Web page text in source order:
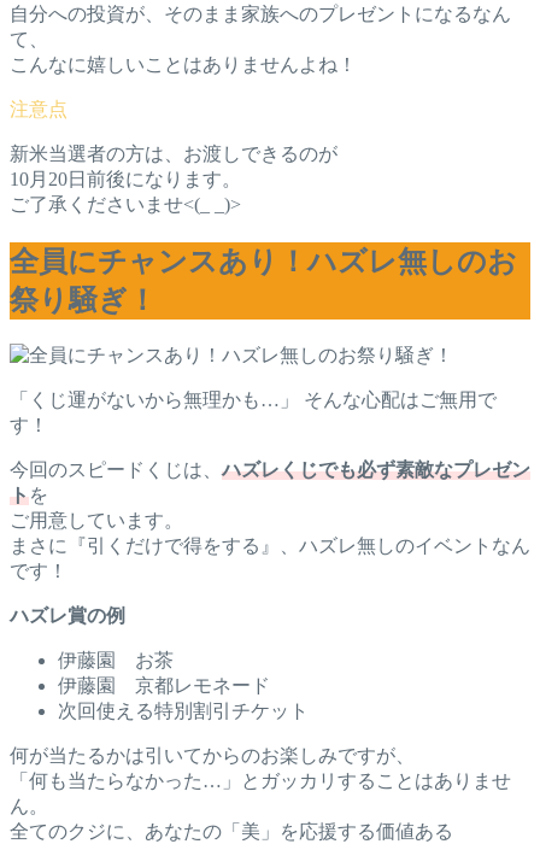
自分への投資が、そのまま家族へのプレゼントになるなん
て、
こんなに嬉しいことはありませんよね！
新米当選者の方は、お渡しできるのが
10月20日前後になります。
ご了承くださいませ<(_ _)>
全員にチャンスあり！ハズレ無しのお
祭り騒ぎ！
「くじ運がないから無理かも…」 そんな心配はご無用で
す！
今回のスピードくじは、ハズレくじでも必ず素敵なプレゼン
トを
ご用意しています。
まさに『引くだけで得をする』、ハズレ無しのイベントなん
です！
ハズレ賞の例
伊藤園 お茶
伊藤園 京都レモネード
次回使える特別割引チケット
何が当たるかは引いてからのお楽しみですが、
「何も当たらなかった…」とガッカリすることはありませ
ん。
全てのクジに、あなたの「美」を応援する価値ある